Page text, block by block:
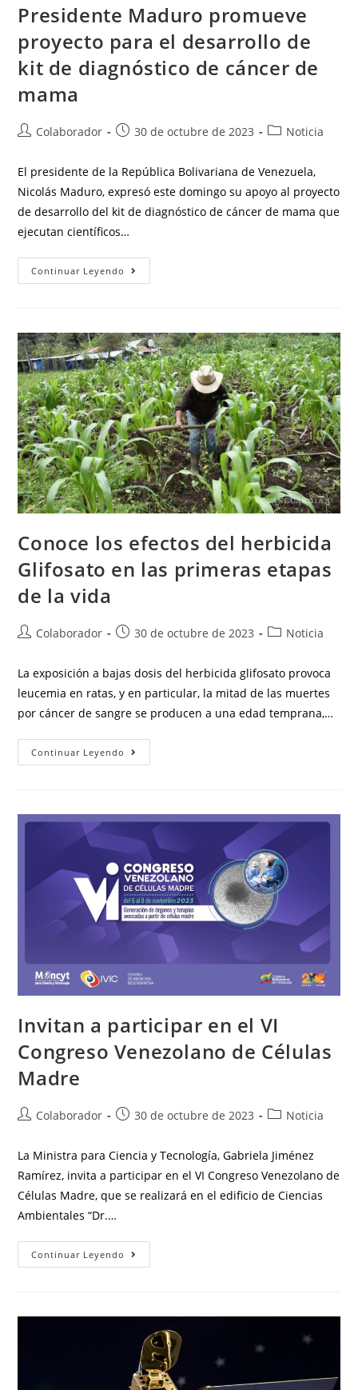
Presidente Maduro promueve
proyecto para el desarrollo de
kit de diagnóstico de cáncer de
mama
Colaborador 30 de octubre de 2023 Noticia
El presidente de la República Bolivariana de Venezuela,
Nicolás Maduro, expresó este domingo su apoyo al proyecto
de desarrollo del kit de diagnóstico de cáncer de mama que
ejecutan científicos…
Continuar Leyendo
Conoce los efectos del herbicida
Glifosato en las primeras etapas
de la vida
Colaborador 30 de octubre de 2023 Noticia
La exposición a bajas dosis del herbicida glifosato provoca
leucemia en ratas, y en particular, la mitad de las muertes
por cáncer de sangre se producen a una edad temprana,…
Continuar Leyendo
Invitan a participar en el VI
Congreso Venezolano de Células
Madre
Colaborador 30 de octubre de 2023 Noticia
La Ministra para Ciencia y Tecnología, Gabriela Jiménez
Ramírez, invita a participar en el VI Congreso Venezolano de
Células Madre, que se realizará en el edificio de Ciencias
Ambientales “Dr.…
Continuar Leyendo